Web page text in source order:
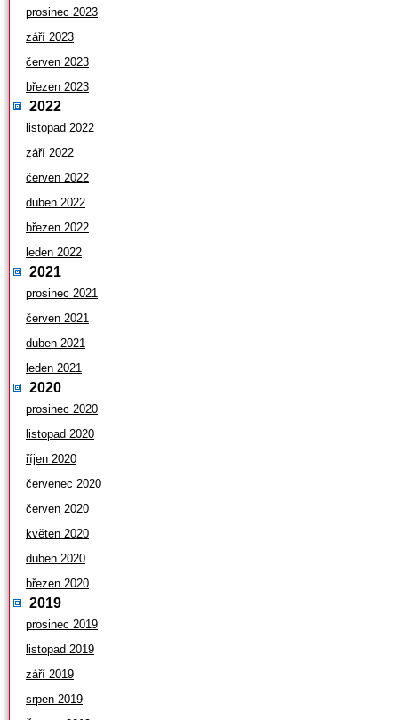
prosinec 2023
září 2023
červen 2023
březen 2023
2022
listopad 2022
září 2022
červen 2022
duben 2022
březen 2022
leden 2022
2021
prosinec 2021
červen 2021
duben 2021
leden 2021
2020
prosinec 2020
listopad 2020
říjen 2020
červenec 2020
červen 2020
květen 2020
duben 2020
březen 2020
2019
prosinec 2019
listopad 2019
září 2019
srpen 2019